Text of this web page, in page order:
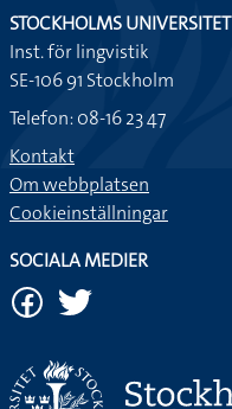
STOCKHOLMS UNIVERSITET
Inst. för lingvistik
SE-106 91 Stockholm
Telefon: 08-16 23 47
Kontakt
Om webbplatsen
Cookieinställningar
SOCIALA MEDIER